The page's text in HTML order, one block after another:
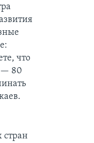
что
— 80
стран